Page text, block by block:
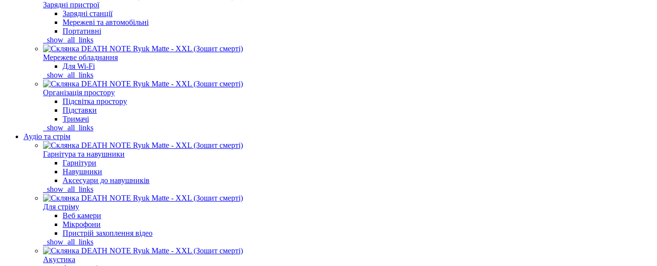
Зарядні пристрої
Зарядні станції
Мережеві та автомобільні
Портативні
_show_all_links
Мережеве обладнання
Для Wi-Fi
_show_all_links
Організація простору
Підсвітка простору
Підставки
Тримачі
_show_all_links
Аудіо та стрім
Гарнітура та навушники
Гарнітури
Навушники
Аксесуари до навушників
_show_all_links
Для стріму
Веб камери
Мікрофони
Пристрій захоплення відео
_show_all_links
Акустика